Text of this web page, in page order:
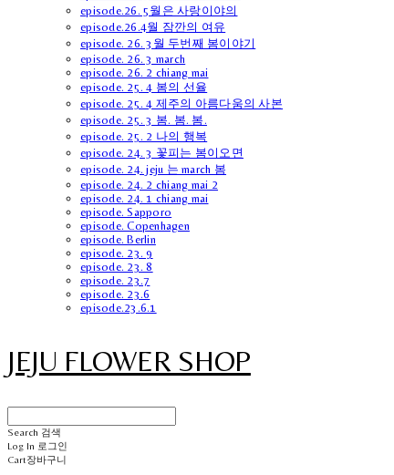
episode.26. 5월은 사랑이야의
episode.26.4월 잠깐의 여유
episode. 26. 3월 두번째 봄이야기
episode. 26. 3 march
episode. 26. 2 chiang mai
episode. 25. 4 봄의 선율
episode. 25. 4 제주의 아름다움의 사본
episode. 25. 3 봄. 봄. 봄.
episode. 25. 2 나의 행복
episode. 24. 3 꽃피는 봄이오면
episode. 24. jeju 는 march 봄
episode. 24. 2 chiang mai 2
episode. 24. 1 chiang mai
episode. Sapporo
episode. Copenhagen
episode. Berlin
episode. 23. 9
episode. 23. 8
episode. 23.7
episode. 23.6
episode.23.6.1
JEJU FLOWER SHOP
Search 검색
Log In 로그인
Cart장바구니